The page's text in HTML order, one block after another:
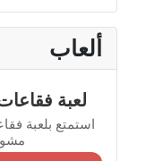
ألعاب
لعبة
استمتع بلعبة